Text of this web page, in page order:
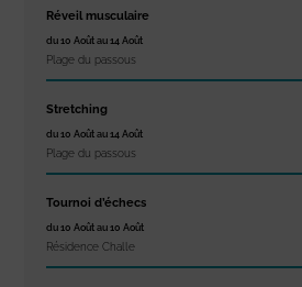
Réveil musculaire
du 10 Août au 14 Août
Plage du passous
Stretching
du 10 Août au 14 Août
Plage du passous
Tournoi d’échecs
du 10 Août au 10 Août
Résidence Challe